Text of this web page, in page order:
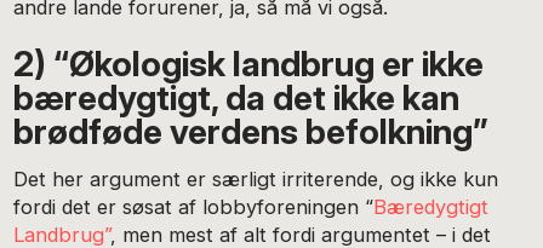
andre lande forurener, ja, så må vi også.
2) “Økologisk landbrug er ikke
bæredygtigt, da det ikke kan
brødføde verdens befolkning”
Det her argument er særligt irriterende, og ikke kun
fordi det er søsat af lobbyforeningen “Bæredygtigt
Landbrug”, men mest af alt fordi argumentet – i det